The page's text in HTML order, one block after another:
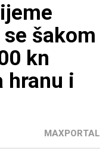
šakom
kn
hranu i
MAXPORTAL